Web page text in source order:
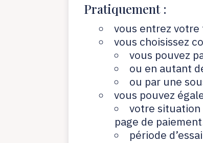
Pratiquement :
vous entrez
vous choisissez
vous pouvez
ou en autant
ou par une
vous pouvez
votre situation
page de
période